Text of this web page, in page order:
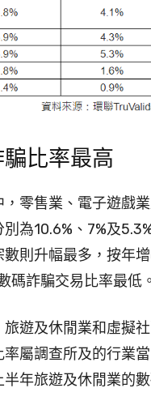
比率最高
零售業、電子遊戲
為10.6%、7%及
則升幅最多，按年
碼詐騙交易比率最低
遊及休閒業和虛擬
屬調查所及的行業
年旅遊及休閒業的